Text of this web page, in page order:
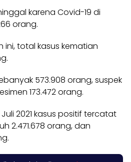
karena Covid-19 di
orang.
total kasus kematian
573.908 orang, suspek
173.472 orang.
2021 kasus positif tercatat
2.471.678 orang, dan